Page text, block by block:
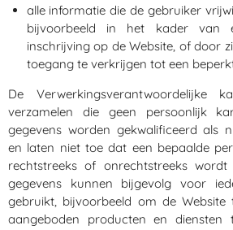
alle informatie die de gebruiker
bijvoorbeeld in het kader van
inschrijving op de Website, of door
toegang te verkrijgen tot een
De Verwerkingsverantwoordelijke
verzamelen die geen persoonlijk
gegevens worden gekwalificeerd als
en laten niet toe dat een bepaalde
rechtstreeks of onrechtstreeks wordt
gegevens kunnen bijgevolg voor
gebruikt, bijvoorbeeld om de
aangeboden producten en